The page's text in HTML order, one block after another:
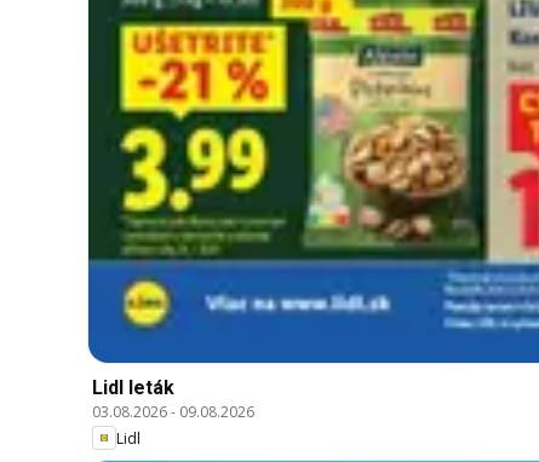
Lidl leták
03.08.2026- 09.08.2026
Lidl